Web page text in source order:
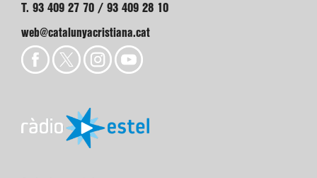
T. 93 409 27 70 / 93 409 28 10
web@catalunyacristiana.cat